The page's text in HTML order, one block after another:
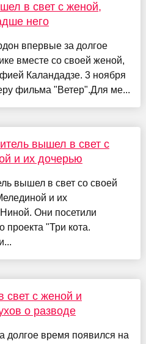
в свет с женой,
него
впервые за долгое
вместе со своей женой,
Каландадзе. 3 ноября
фильма "Ветер".Для ме...
вышел в свет с
и их дочерью
вышел в свет со своей
и их
Они посетили
проекта "Три кота.
с женой и
о разводе
долгое время появился на